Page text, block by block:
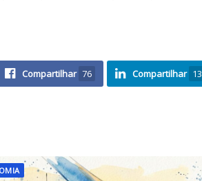
Compartilhar 76 Compartilhar 13